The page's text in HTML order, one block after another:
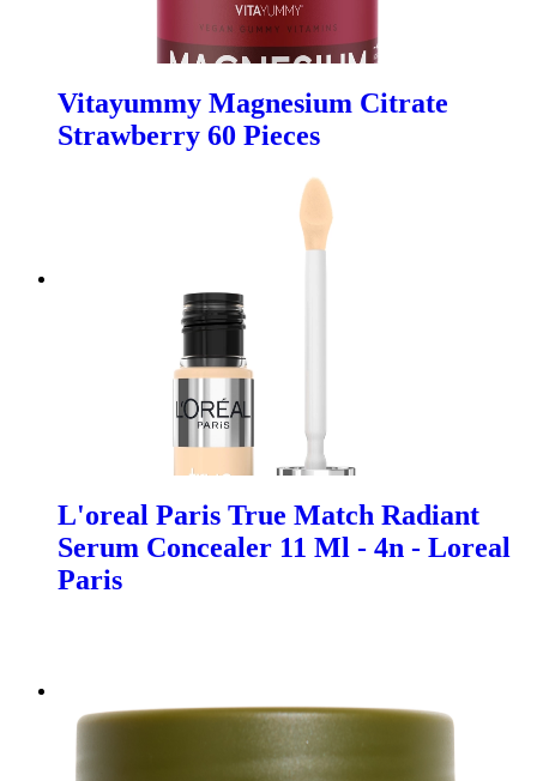
Vitayummy Magnesium Citrate
Strawberry 60 Pieces
L'oreal Paris True Match Radiant
Serum Concealer 11 Ml - 4n - Loreal
Paris